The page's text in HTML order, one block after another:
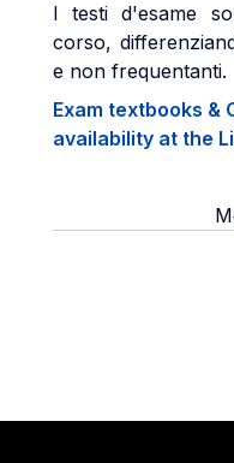
I testi d'esame
corso,
e non frequentanti.
Exam textbooks &
availability at the